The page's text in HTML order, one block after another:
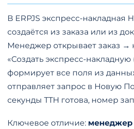
В ERPJS экспресс-накладная
создаётся из заказа или из
Менеджер открывает заказ →
«Создать экспресс-
формирует все поля из
отправляет запрос в Новую
секунды ТТН готова, номер
Ключевое отличие: менеджер